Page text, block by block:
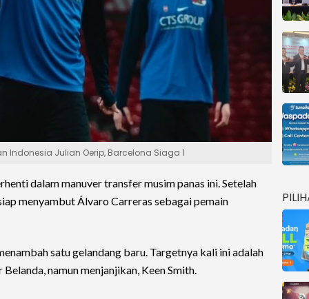
Indonesia Julian Oerip, Barcelona Siaga 1
dalam manuver transfer musim panas ini. Setelah
menyambut Álvaro Carreras sebagai pemain
satu gelandang baru. Targetnya kali ini adalah
namun menjanjikan, Keen Smith.